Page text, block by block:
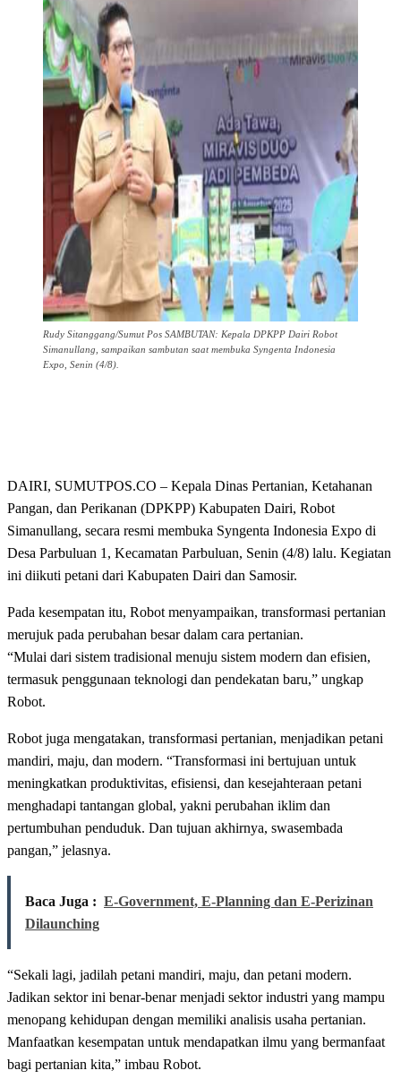
Rudy Sitanggang/Sumut Pos SAMBUTAN: Kepala DPKPP Dairi Robot
Simanullang, sampaikan sambutan saat membuka Syngenta Indonesia
Expo, Senin (4/8).
DAIRI, SUMUTPOS.CO – Kepala Dinas Pertanian, Ketahanan
Pangan, dan Perikanan (DPKPP) Kabupaten Dairi, Robot
Simanullang, secara resmi membuka Syngenta Indonesia Expo di
Desa Parbuluan 1, Kecamatan Parbuluan, Senin (4/8) lalu. Kegiatan
ini diikuti petani dari Kabupaten Dairi dan Samosir.
Pada kesempatan itu, Robot menyampaikan, transformasi pertanian
merujuk pada perubahan besar dalam cara pertanian.
“Mulai dari sistem tradisional menuju sistem modern dan efisien,
termasuk penggunaan teknologi dan pendekatan baru,” ungkap
Robot.
Robot juga mengatakan, transformasi pertanian, menjadikan petani
mandiri, maju, dan modern. “Transformasi ini bertujuan untuk
meningkatkan produktivitas, efisiensi, dan kesejahteraan petani
menghadapi tantangan global, yakni perubahan iklim dan
pertumbuhan penduduk. Dan tujuan akhirnya, swasembada
pangan,” jelasnya.
Baca Juga : E-Government, E-Planning dan E-Perizinan
Dilaunching
“Sekali lagi, jadilah petani mandiri, maju, dan petani modern.
Jadikan sektor ini benar-benar menjadi sektor industri yang mampu
menopang kehidupan dengan memiliki analisis usaha pertanian.
Manfaatkan kesempatan untuk mendapatkan ilmu yang bermanfaat
bagi pertanian kita,” imbau Robot.